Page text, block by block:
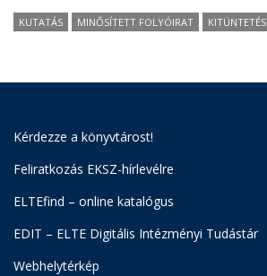
KUTATÁS MINŐSÍTETT FOLYÓIRAT KITÜNTETÉS
Kérdezze a könyvtárost!
Feliratkozás EKSZ-hírlevélre
ELTEfind – online katalógus
EDIT – ELTE Digitális Intézményi Tudástár
Webhelytérkép